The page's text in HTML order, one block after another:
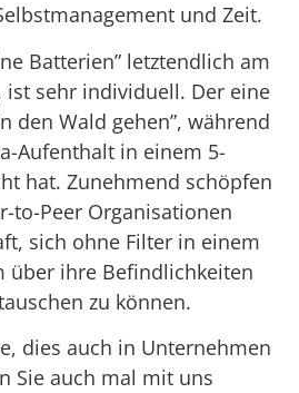
und Zeit.
Batterien” letztendlich am
sehr individuell. Der eine
den Wald gehen”, während
Aufenthalt in einem 5-
hat. Zunehmend schöpfen
to-Peer Organisationen
sich ohne Filter in einem
über ihre Befindlichkeiten
zu können.
dies auch in Unternehmen
Sie auch mal mit uns